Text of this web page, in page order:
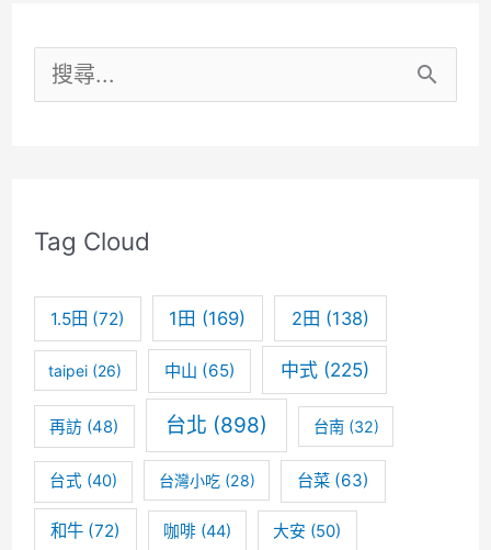
鮮
米
林
必
比
登
推
薦
搜
字
Tag Cloud
1.5田 (72) 1田 (169) 2田 (138)
taipei (26) 中山 (65) 中式(225)
再訪 (48) 台北 (898) 台南(32)
台式 (40) 台灣小吃(28) 台菜 (63)
和牛(72) 咖啡(44) 大安 (50)